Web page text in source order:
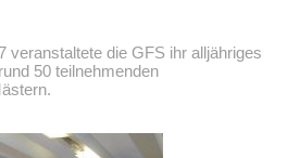
veranstaltete die GFS ihr alljähriges
50 teilnehmenden